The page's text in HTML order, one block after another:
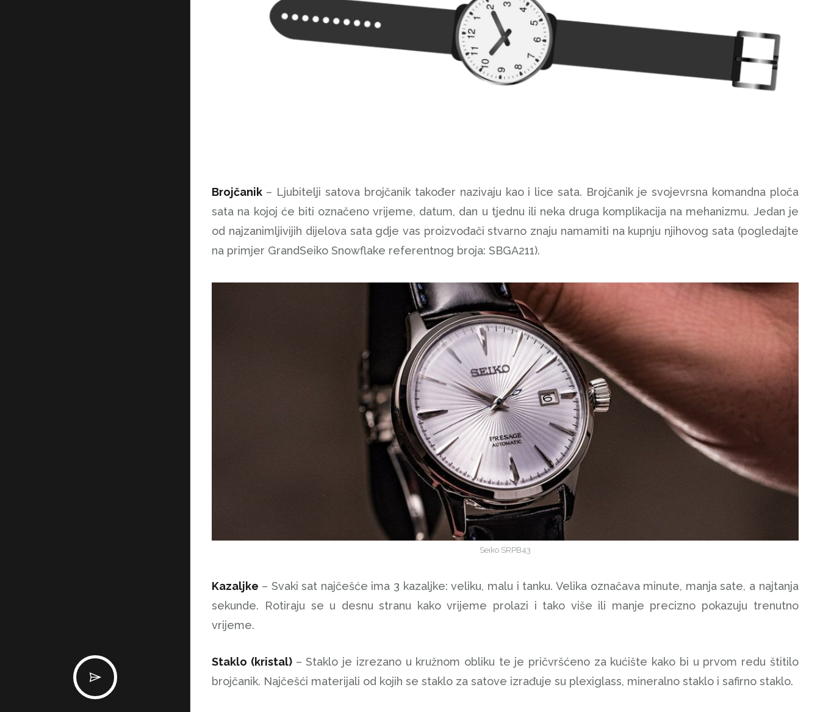
Brojčanik – Ljubitelji satova brojčanik također nazivaju kao i lice sata. Brojčanik je svojevrsna komandna ploča
sata na kojoj će biti označeno vrijeme, datum, dan u tjednu ili neka druga komplikacija na mehanizmu. Jedan je
od najzanimljivijih dijelova sata gdje vas proizvođači stvarno znaju namamiti na kupnju njihovog sata (pogledajte
na primjer GrandSeiko Snowflake referentnog broja: SBGA211).
Seiko SRPB43
Kazaljke – Svaki sat najčešće ima 3 kazaljke: veliku, malu i tanku. Velika označava minute, manja sate, a najtanja
sekunde. Rotiraju se u desnu stranu kako vrijeme prolazi i tako više ili manje precizno pokazuju trenutno
vrijeme.
Staklo (kristal) – Staklo je izrezano u kružnom obliku te je pričvršćeno za kućište kako bi u prvom redu štitilo
brojčanik. Najčešći materijali od kojih se staklo za satove izrađuje su plexiglass, mineralno staklo i safirno staklo.